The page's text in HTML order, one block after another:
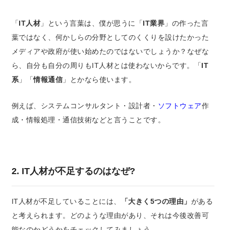
「IT人材 」という言葉は、僕が思うに「IT業界 」の作った言
葉ではなく、何かしらの分野としてのくくりを設けたかった
メディアや政府が使い始めたのではないでしょうか？なぜな
ら、自分も自分の周りもIT人材とは使わないからです。「IT
系」「情報通信 」とかなら使います。
例えば、システムコンサルタント・設計者・ ソフトウェア作
成・情報処理・通信技術などと言うことです。
2. IT人材が不足するのはなぜ?
IT人材が不足していることには、 「大きく5つの理由」 がある
と考えられます。
どのような理由があり、それは今後改善可